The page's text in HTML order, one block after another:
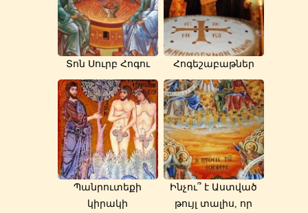
Տոն Սուրբ Հոգու Հոգեշաբաթներ
Պանրուտեքի
կիրակի
Ինչու՞ է Աստված
թույլ տալիս, որ